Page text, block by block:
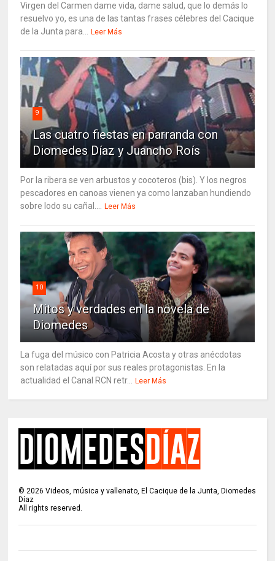
Virgen del Carmen dame vida, dame salud, que lo demás lo
resuelvo yo, es una de las tantas frases célebres del Cacique
de la Junta para... Leer Más
9
Las cuatro fiestas en parranda con
Diomedes Díaz y Juancho Roís
Por la ribera se ven arbustos y cocoteros (bis). Y los negros
pescadores en canoas vienen ya como lanzaban hundiendo
sobre lodo su cañal.... Leer Más
10
Mitos y verdades en la novela de
Diomedes
La fuga del músico con Patricia Acosta y otras anécdotas
son relatadas aquí por sus reales protagonistas. En la
actualidad el Canal RCN retr... Leer Más
©2026 Videos, música y vallenato, El Cacique de la Junta, Diomedes
Díaz
All rights reserved.